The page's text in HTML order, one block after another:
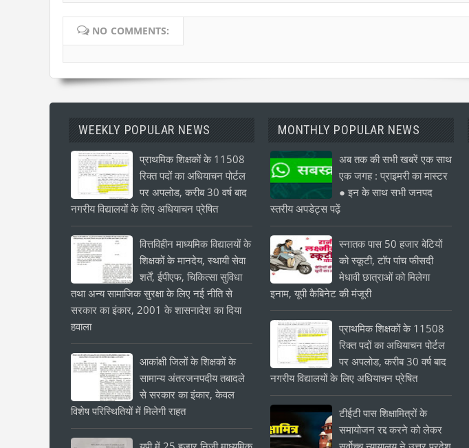
NO COMMENTS:
WEEKLY POPULAR NEWS
प्राथमिक शिक्षकों के 11508
रिक्त पदों का अधियाचन पोर्टल
पर अपलोड, करीब 30 वर्ष बाद
नगरीय विद्यालयों के लिए अधियाचन प्रेषित
वित्तविहीन माध्यमिक विद्यालयों के
शिक्षकों के मानदेय, स्थायी सेवा
शर्तें, ईपीएफ, चिकित्सा सुविधा
तथा अन्य सामाजिक सुरक्षा के लिए नई नीति से
सरकार का इंकार, 2001 के शासनादेश का दिया
हवाला
आकांक्षी जिलों के शिक्षकों के
सामान्य अंतरजनपदीय तबादले
से सरकार का इंकार, केवल
विशेष परिस्थितियों में मिलेगी राहत
MONTHLY POPULAR NEWS
अब तक की सभी खबरें एक साथ
एक जगह : प्राइमरी का मास्टर
● इन के साथ सभी जनपद
स्तरीय अपडेट्स पढ़ें
स्नातक पास 50 हजार बेटियों
को स्कूटी, टॉप पांच फीसदी
मेधावी छात्राओं को मिलेगा
इनाम, यूपी कैबिनेट की मंजूरी
प्राथमिक शिक्षकों के 11508
रिक्त पदों का अधियाचन पोर्टल
पर अपलोड, करीब 30 वर्ष बाद
नगरीय विद्यालयों के लिए अधियाचन प्रेषित
टीईटी पास शिक्षामित्रों के
समायोजन रद्द करने को लेकर